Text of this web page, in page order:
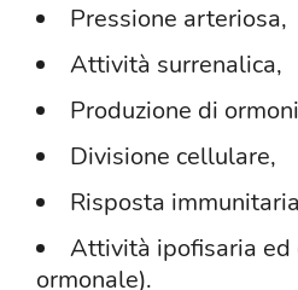
Pressione arteriosa,
Attività surrenalica,
Produzione di
Divisione cellulare,
Risposta
Attività ipofisaria ed
ormonale).